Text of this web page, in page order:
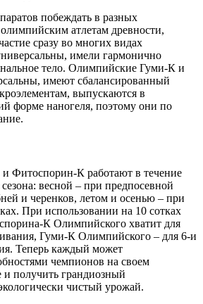
побеждать в разных
атлетам древности,
сразу во многих видах
имели гармонично
тело. Олимпийские Гуми-К и
имеют сбалансированный
выпускаются в
форме наногеля, поэтому они по
Фитоспорин-К работают в течение
весной – при предпосевной
и черенков, летом и осенью – при
При использовании на 10 сотках
К Олимпийского хватит для
Гуми-К Олимпийского – для 6-и
Теперь каждый может
чемпионов на своем
и получить грандиозный
чистый урожай.